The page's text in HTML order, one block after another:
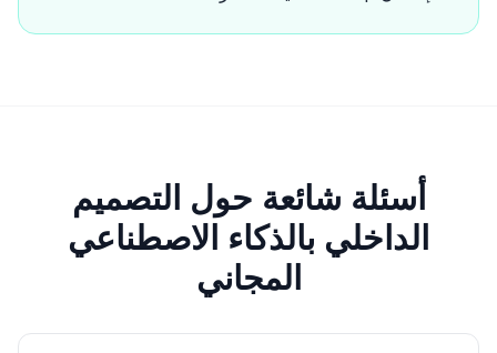
أسئلة شائعة حول التصميم
الداخلي بالذكاء الاصطناعي
المجاني